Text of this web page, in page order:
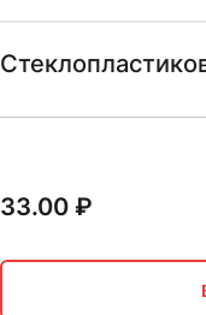
33.00₽